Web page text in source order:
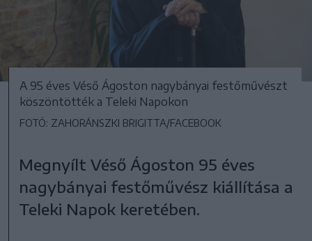
A 95 éves Véső Ágoston nagybányai festőművészt
köszöntötték a Teleki Napokon
FOTÓ: ZAHORÁNSZKI BRIGITTA/FACEBOOK
Megnyílt Véső Ágoston 95 éves
nagybányai festőművész kiállítása a
Teleki Napok keretében.